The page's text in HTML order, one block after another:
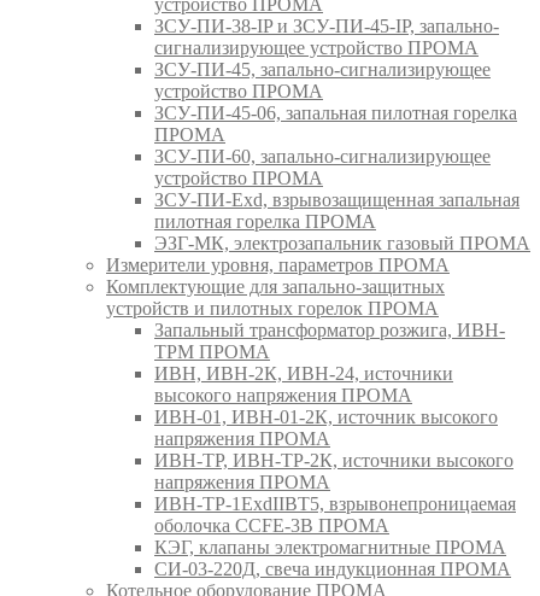
ЗСУ-ПИ-38-IP и ЗСУ-ПИ-45-IP, запально-
сигнализирующее устройство ПРОМА
ЗСУ-ПИ-45, запально-сигнализирующее
устройство ПРОМА
ЗСУ-ПИ-45-06, запальная пилотная горелка
ПРОМА
ЗСУ-ПИ-60, запально-сигнализирующее
устройство ПРОМА
ЗСУ-ПИ-Exd, взрывозащищенная запальная
пилотная горелка ПРОМА
ЭЗГ-МК, электрозапальник газовый ПРОМА
Измерители уровня, параметров ПРОМА
Комплектующие для запально-защитных
устройств и пилотных горелок ПРОМА
Запальный трансформатор розжига, ИВН-
ТРМ ПРОМА
ИВН, ИВН-2К, ИВН-24, источники
высокого напряжения ПРОМА
ИВН-01, ИВН-01-2К, источник высокого
напряжения ПРОМА
ИВН-ТР, ИВН-ТР-2К, источники высокого
напряжения ПРОМА
ИВН-ТР-1ExdIIBT5, взрывонепроницаемая
оболочка CCFE-3B ПРОМА
КЭГ, клапаны электромагнитные ПРОМА
СИ-03-220Д, свеча индукционная ПРОМА
Котельное оборудование ПРОМА